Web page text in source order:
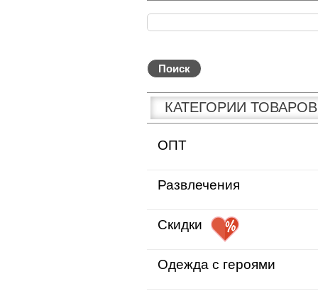
КАТЕГОРИИ
ОПТ
Развлечения
Скидки
Одежда с героями